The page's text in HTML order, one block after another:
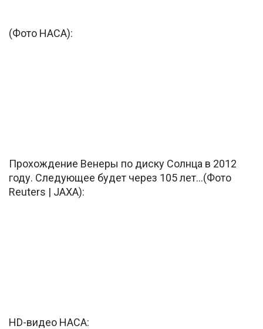
(Фото НАСА):
Прохождение Венеры по диску Солнца в 2012
году. Следующее будет через 105 лет…(Фото
Reuters | JAXA):
HD-видео НАСА: